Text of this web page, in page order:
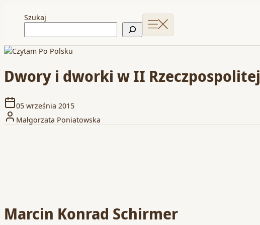
Szukaj
Dwory i dworki w II Rzeczpospolitej
05 września 2015
Małgorzata Poniatowska
Marcin Konrad Schirmer